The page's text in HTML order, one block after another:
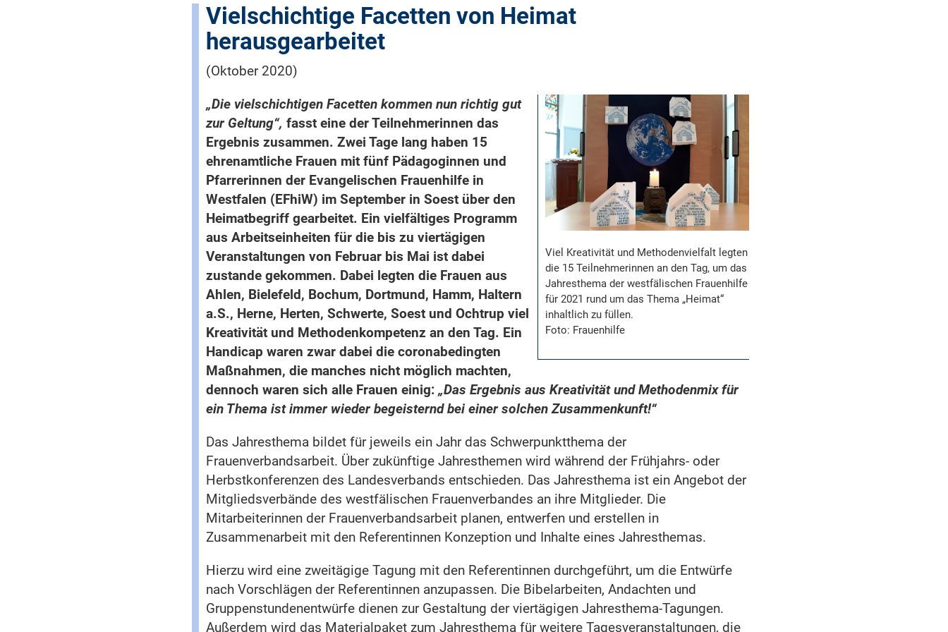
Vielschichtige Facetten von Heimat
herausgearbeitet
(Oktober 2020)
Viel Kreativität und Methodenvielfalt legten
die 15 Teilnehmerinnen an den Tag, um das
Jahresthema der westfälischen Frauenhilfe
für 2021 rund um das Thema „Heimat“
inhaltlich zu füllen.
Foto: Frauenhilfe
„Die vielschichtigen Facetten kommen nun richtig gut
zur Geltung“, fasst eine der Teilnehmerinnen das
Ergebnis zusammen. Zwei Tage lang haben 15
ehrenamtliche Frauen mit fünf Pädagoginnen und
Pfarrerinnen der Evangelischen Frauenhilfe in
Westfalen (EFhiW) im September in Soest über den
Heimatbegriff gearbeitet. Ein vielfältiges Programm
aus Arbeitseinheiten für die bis zu viertägigen
Veranstaltungen von Februar bis Mai ist dabei
zustande gekommen. Dabei legten die Frauen aus
Ahlen, Bielefeld, Bochum, Dortmund, Hamm, Haltern
a.S., Herne, Herten, Schwerte, Soest und Ochtrup viel
Kreativität und Methodenkompetenz an den Tag. Ein
Handicap waren zwar dabei die coronabedingten
Maßnahmen, die manches nicht möglich machten,
dennoch waren sich alle Frauen einig: „Das Ergebnis aus Kreativität und Methodenmix für
ein Thema ist immer wieder begeisternd bei einer solchen Zusammenkunft!“
Das Jahresthema bildet für jeweils ein Jahr das Schwerpunktthema der
Frauenverbandsarbeit. Über zukünftige Jahresthemen wird während der Frühjahrs- oder
Herbstkonferenzen des Landesverbands entschieden. Das Jahresthema ist ein Angebot der
Mitgliedsverbände des westfälischen Frauenverbandes an ihre Mitglieder. Die
Mitarbeiterinnen der Frauenverbandsarbeit planen, entwerfen und erstellen in
Zusammenarbeit mit den Referentinnen Konzeption und Inhalte eines Jahresthemas.
Hierzu wird eine zweitägige Tagung mit den Referentinnen durchgeführt, um die Entwürfe
nach Vorschlägen der Referentinnen anzupassen. Die Bibelarbeiten, Andachten und
Gruppenstundenentwürfe dienen zur Gestaltung der viertägigen Jahresthema-Tagungen.
Außerdem wird das Materialpaket zum Jahresthema für weitere Tagesveranstaltungen, die